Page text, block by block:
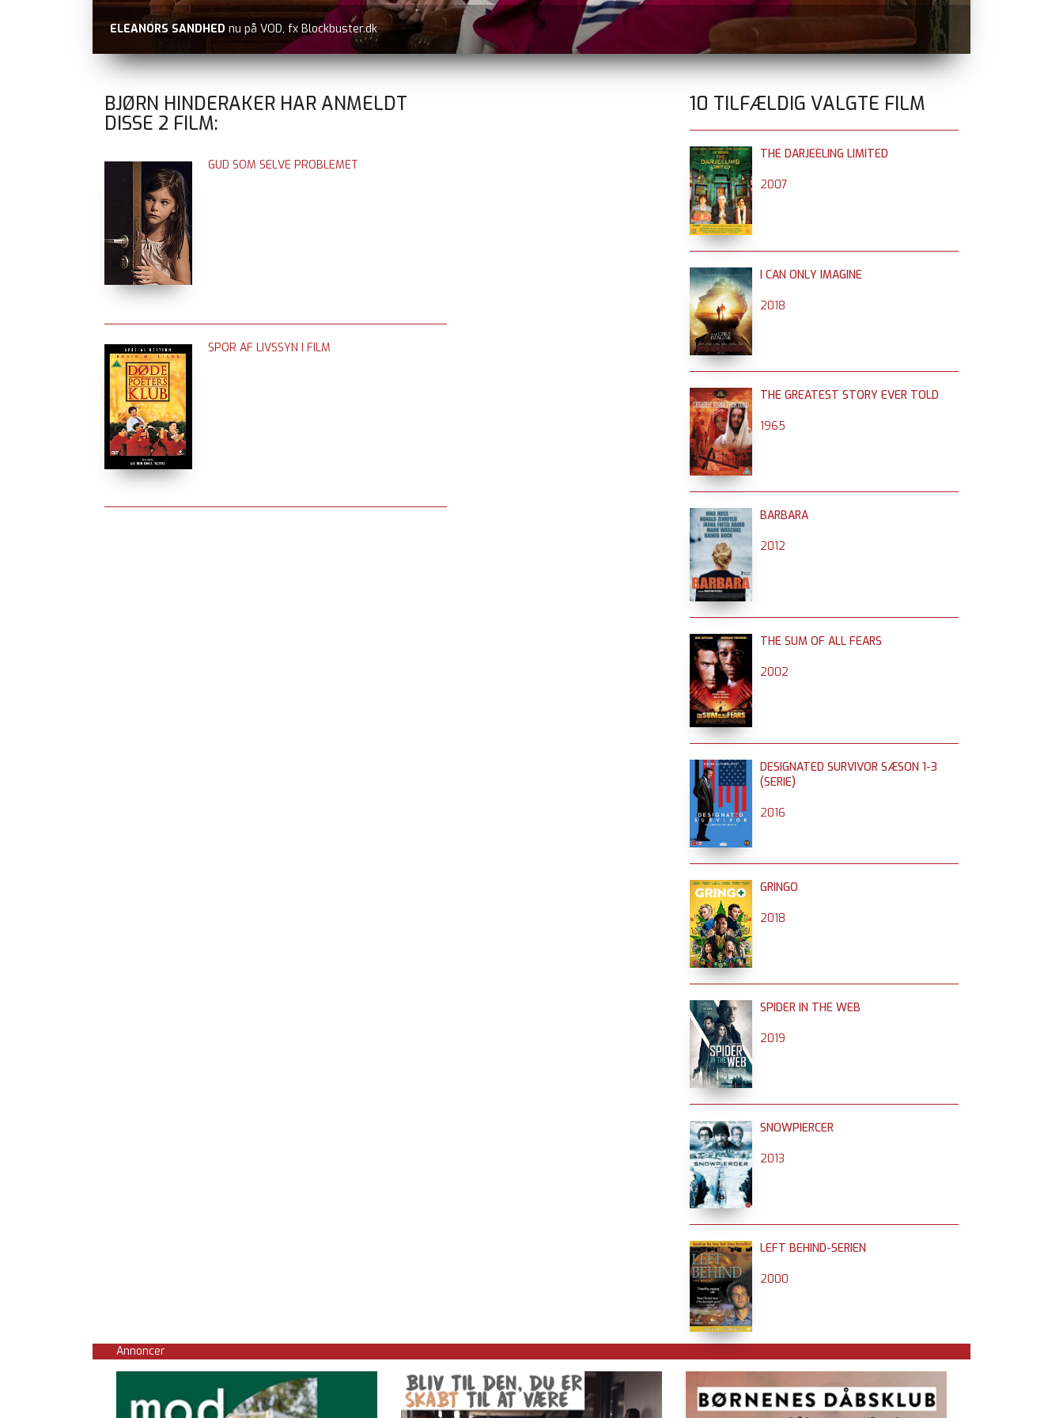
ELEANORS SANDHED nu på VOD, fx Blockbuster.dk
BJØRN HINDERAKER HAR ANMELDT
DISSE 2 FILM:
GUD SOM SELVE PROBLEMET
SPOR AF LIVSSYN I FILM
10 TILFÆLDIG VALGTE FILM
THE DARJEELING LIMITED
2007
I CAN ONLY IMAGINE
2018
THE GREATEST STORY EVER TOLD
1965
BARBARA
2012
THE SUM OF ALL FEARS
2002
DESIGNATED SURVIVOR SÆSON 1-3
(SERIE)
2016
GRINGO
2018
SPIDER IN THE WEB
2019
SNOWPIERCER
2013
LEFT BEHIND-SERIEN
2000
Annoncer